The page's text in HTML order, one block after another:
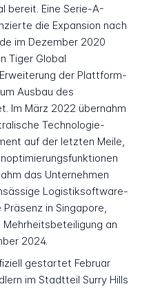
bereit. Eine Serie-A-
die Expansion nach
im Dezember 2020
Tiger Global
der Plattform-
Ausbau des
Im März 2022 übernahm
Technologie-
auf der letzten Meile,
das Unternehmen
Logistiksoftware-
in Singapore,
Mehrheitsbeteiligung an
2024.
gestartet Februar
im Stadtteil Surry Hills